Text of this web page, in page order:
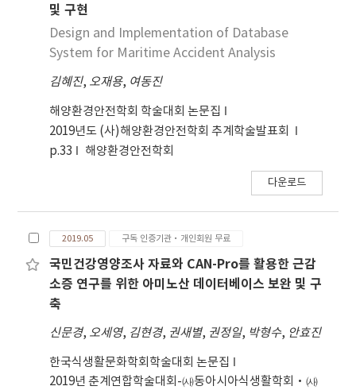
집하였고, 각 시료의 고화질 사진, 분류, 시료명, 보유
기관, 산지, 좌표, 특징 등에 대한 메타데이터를 구축
하였다. 암석과 화석 시료 100개에 대해 추가적으로
3D 모델링을 수행하였다. 이 연구를 통해 유실되거나
방치되는 중요한 지질 자료에 대한 연구자들의 접근
성이 높아지고 자료의 공유가 가능해진다. 따라서 연
구자들은 반복적인 연구 자료 수 집 작업으로 인한 시
간과 비용의 낭비를 줄일 수 있고, 효율적인 연구를 수
행하여 경쟁력을 갖춘 연구 결과를 획득할 수 있다. 또
한 이미 확보된 시료에 대한 무분별한 반복 채집으로
인해 중요한, 그리고 피해에 취약한 자료가 훼손되는
서 보관중인 다양한 암석과 박편 시료에 대한 메타데
이터를 추가로 구축하면 자료의 식별 및 진전된 연구
가 가능하고, 더불어 전문적인 광물학 및 암석학의 기
초 지식에 대한 비교와 분석을 기대할 수 있다.
및 구현
Design and Implementation of Database
System for Maritime Accident Analysis
김혜진, 오재용, 여동진
해양환경안전학회 학술대회 논문집
2019년도 (사)해양환경안전학회 추계학술발표회
p.33
해양환경안전학회
다운로드
2019.05 구독 인증기관·개인회원 무료
국민건강영양조사 자료와 CAN-Pro를 활용한 근감
소증 연구를 위한 아미노산 데이터베이스 보완 및 구
축
신문경, 오세영, 김현경, 권새별, 권정일, 박형수, 안효진
한국식생활문화학회학술대회 논문집
2019년 춘계연합학술대회-㈔동아시아식생활학회·㈔